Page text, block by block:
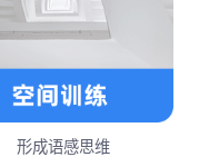
形成语感思维